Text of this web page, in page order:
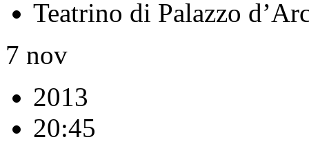
Teatrino di Palazzo
7 nov
2013
20:45